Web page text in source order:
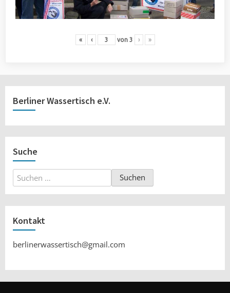
« ‹ von 3 › »
Berliner Wassertisch e.V.
Suche
Suchen
nach:
Kontakt
berlinerwassertisch@gmail.com